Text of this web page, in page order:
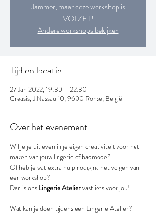
Jammer, maar deze workshop is
VOLZET!
Andere workshops bekijken
Tijd en locatie
27 Jan 2022, 19:30 – 22:30
Creasis, J.Nassau 10, 9600 Ronse, België
Over het evenement
Wil je je uitleven in je eigen creativiteit voor het
maken van jouw lingerie of badmode?
Of heb je wat extra hulp nodig na het volgen van
een workshop?
Dan is ons Lingerie Atelier vast iets voor jou!